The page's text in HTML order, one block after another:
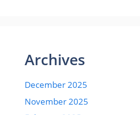
Archives
December 2025
November 2025